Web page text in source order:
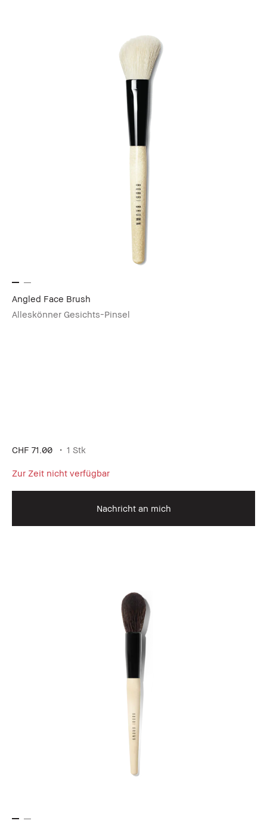
Angled Face Brush
Alleskönner Gesichts-Pinsel
CHF 71.00 1 Stk
Zur Zeit nicht verfügbar
Nachricht an mich